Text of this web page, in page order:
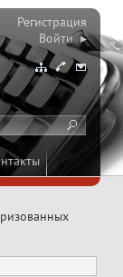
Регистрация
Войти ▸